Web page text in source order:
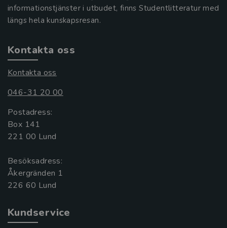
informationstjänster i utbudet, finns Studentlitteratur med
längs hela kunskapsresan.
Kontakta oss
Kontakta oss
046-31 20 00
Postadress:
Box 141
221 00 Lund
Besöksadress:
Åkergränden 1
Kundservice